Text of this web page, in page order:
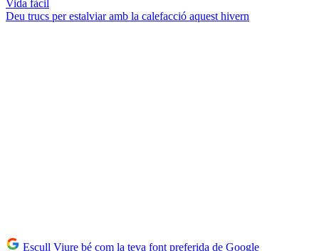
Vida fàcil
Deu trucs per estalviar amb la calefacció aquest hivern
Escull Viure bé com la teva font preferida de Google